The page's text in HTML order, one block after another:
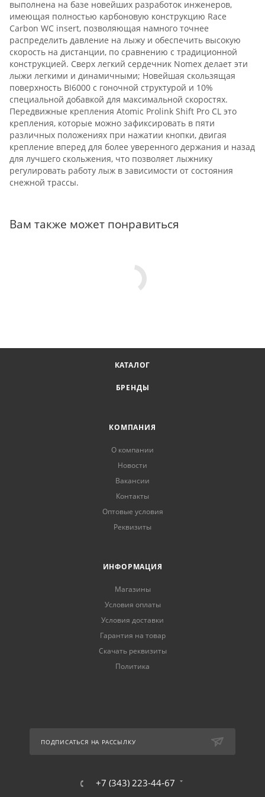
выполнена на базе новейших разработок инженеров,
имеющая полностью карбоновую конструкцию Race
Carbon WC insert, позволяющая намного точнее
распределить давление на лыжу и обеспечить высокую
скорость на дистанции, по сравнению с традиционной
конструкцией. Сверх легкий сердечник Nomex делает эти
лыжи легкими и динамичными; Новейшая скользящая
поверхность BI6000 с гоночной структурой и 10%
специальной добавкой для максимальной скоростях.
Передвижные крепления Atomic Prolink Shift Pro CL это
крепления, которые можно зафиксировать в пяти
различных положениях при нажатии кнопки, двигая
крепление вперед для более уверенного держания и назад
для лучшего скольжения, что позволяет лыжнику
регулировать работу лыж в зависимости от состояния
снежной трассы.
Вам также может понравиться
КАТАЛОГ
БРЕНДЫ
КОМПАНИЯ
О компании
Новости
Вакансии
Контакты
Оптовые условия
Реквизиты
ИНФОРМАЦИЯ
Магазины
Условия оплаты
Условия доставки
Гарантия на товар
Скачать реквизиты
Политика
ПОДПИСАТЬСЯ НА РАССЫЛКУ
+7 (343) 223-44-67